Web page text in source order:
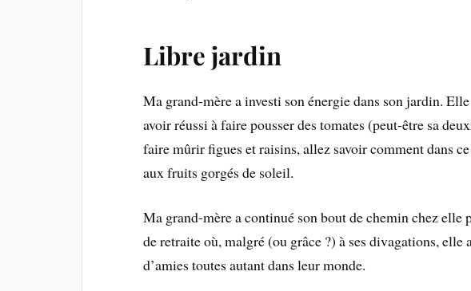
Libre jardin
Ma grand-mère a investi son énergie dans son jardin.
avoir réussi à faire pousser des tomates (peut-être sa
faire mûrir figues et raisins, allez savoir comment dans
aux fruits gorgés de soleil.
Ma grand-mère a continué son bout de chemin chez elle
de retraite où, malgré (ou grâce ?) à ses divagations, elle
d’amies toutes autant dans leur monde.